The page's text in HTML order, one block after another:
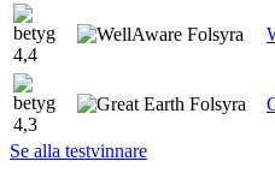
4,4
4,3
Se alla testvinnare